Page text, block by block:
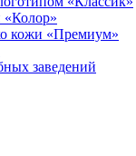
«Колор»
кожи «Премиум»
заведений